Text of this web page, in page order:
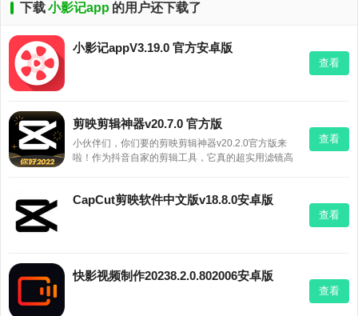
下载小影记app 的用户还下载了
小影记appV3.19.0 官方安卓版
查看
剪映剪辑神器v20.7.0 官方版
小伙伴们，你们要的剪映剪辑神器v20.2.0官方版来
啦！作为抖音自家的剪辑工具，它真的超实用滤镜高
库，海量音乐随便挑，还能玩变声，萝莉大叔随意切
查看
CapCut剪映软件中文版v18.8.0安卓版
查看
快影视频制作20238.2.0.802006安卓版
查看